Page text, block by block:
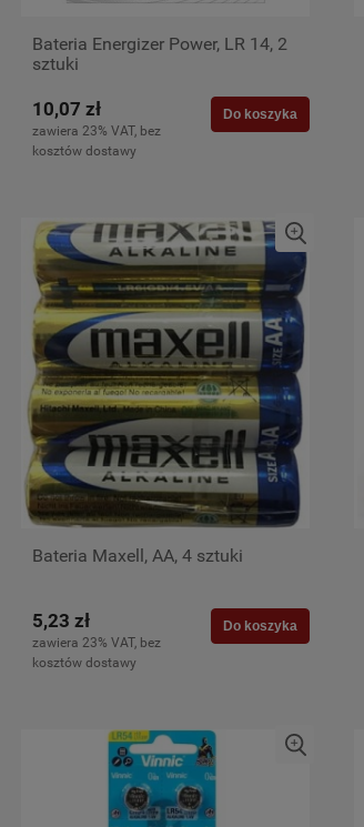
Bateria Energizer Power, LR 14, 2
sztuki
10,07 zł
zawiera 23% VAT, bez
kosztów dostawy
Do koszyka
Bateria Maxell, AA, 4 sztuki
5,23 zł
zawiera 23% VAT, bez
kosztów dostawy
Do koszyka